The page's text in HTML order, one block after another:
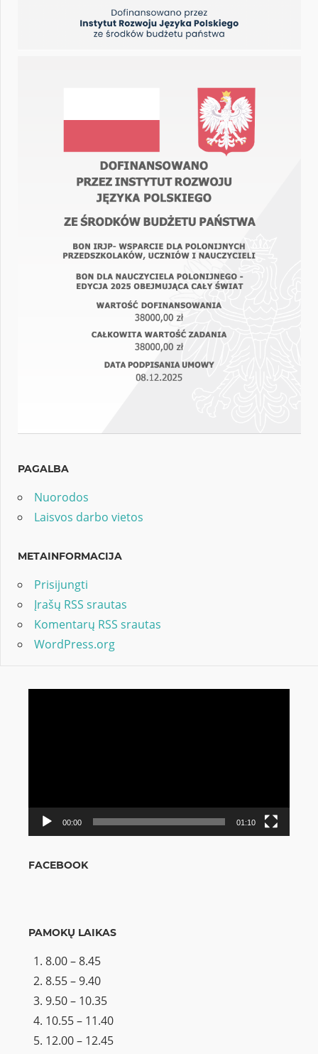
PAGALBA
Nuorodos
Laisvos darbo vietos
METAINFORMACIJA
Prisijungti
Įrašų RSS srautas
Komentarų RSS srautas
WordPress.org
00:00 01:10
FACEBOOK
PAMOKŲ LAIKAS
8.00 – 8.45
8.55 – 9.40
9.50 – 10.35
10.55 – 11.40
12.00 – 12.45